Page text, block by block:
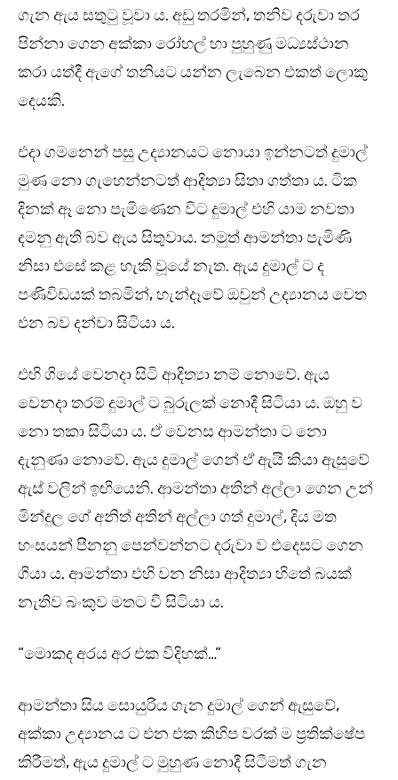
ගැන ඇය සතුටු වූවා ය. අඩු තරමින්, තනිව දරුවා තර
පින්නා ගෙන අක්කා රෝහල් හා පුහුණු මධ්‍යස්ථාන
කරා යත්දී ඇගේ තනියට යන්න ලැබෙන එකත් ලොකු
දෙයකි.
එදා ගමනෙන් පසු උද්‍යානයට නොයා ඉන්නටත් දුමාල්
මුණ නො ගැහෙන්නටත් ආදිත්‍යා සිතා ගත්තා ය. ටික
දිනක් ඈ නො පැමිණෙන විට දුමාල් එහි යාම නවතා
දමනු ඇති බව ඇය සිතුවාය. නමුත් ආමන්තා පැමිණි
නිසා එසේ කළ හැකි වූයේ නැත. ඇය දුමාල් ට ද
පණිවිඩයක් තබමින්, හැන්දෑවේ ඔවුන් උද්‍යානය වෙත
එන බව දන්වා සිටියා ය.
එහි ගියේ වෙනදා සිටි ආදිත්‍යා නම් නොවේ. ඇය
වෙනදා තරම් දුමාල් ට බුරුලක් නොදී සිටියා ය. ඔහු ව
නො තකා සිටියා ය. ඒ වෙනස ආමන්තා ට නො
දැනුණා නොවේ. ඇය දුමාල් ගෙන් ඒ ඇයි කියා ඇසුවේ
ඇස් වලින් ඉඟියෙනි. ආමන්තා අතින් අල්ලා ගෙන උන්
මින්දුල ගේ අනිත් අතින් අල්ලා ගත් දුමාල්, දිය මත
හංසයන් පීනනු පෙන්වන්නට දරුවා ව එදෙසට ගෙන
ගියා ය. ආමන්තා එහි වන නිසා ආදිත්‍යා හිතේ බයක්
නැතිව බංකුව මතට වී සිටියා ය.
“මොකද අරය අර එක විදිහක්…”
ආමන්තා සිය සොයුරිය ගැන දුමාල් ගෙන් ඇසුවේ,
අක්කා උද්‍යානය ට එන එක කිහිප වරක් ම ප්‍රතික්ෂේප
කිරීමත්, ඇය දුමාල් ට මුහුණ නොදී සිටීමත් ගැන